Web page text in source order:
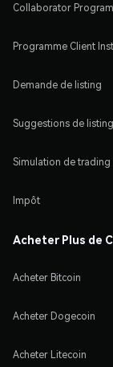
Collaborator Program
Programme Client
Demande de listing
Suggestions de listing
Simulation de trading
Impôt
Acheter Plus de
Acheter Bitcoin
Acheter Dogecoin
Acheter Litecoin